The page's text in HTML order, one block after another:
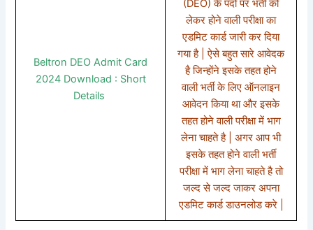
Beltron DEO Admit Card
2024 Download : Short
Details
(DEO) के पदों पर भर्ती को
लेकर होने वाली परीक्षा का
एडमिट कार्ड जारी कर दिया
गया है | ऐसे बहुत सारे आवेदक
है जिन्होंने इसके तहत होने
वाली भर्ती के लिए ऑनलाइन
आवेदन किया था और इसके
तहत होने वाली परीक्षा में भाग
लेना चाहते है | अगर आप भी
इसके तहत होने वाली भर्ती
परीक्षा में भाग लेना चाहते है तो
जल्द से जल्द जाकर अपना
एडमिट कार्ड डाउनलोड करे |